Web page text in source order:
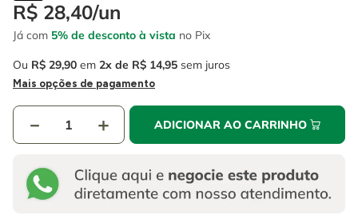
R$ 28,40/un
Já com 5% de desconto à vista no Pix
Ou R$ 29,90 em 2 R$ 14,95 sem juros
Mais opções de pagamento
＋
－ ADICIONAR AO CARRINHO
6 º fio
7º serra copo
8º disco corte
luva
º escada
º serra circular
º fio
disco corte
luva